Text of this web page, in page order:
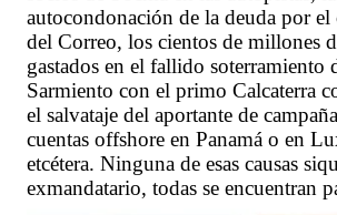
autocondonación de la deuda por
del Correo, los cientos de millones
gastados en el fallido soterramiento
Sarmiento con el primo Calcaterra
el salvataje del aportante de
cuentas offshore en Panamá o en
etcétera. Ninguna de esas causas
exmandatario, todas se encuentran